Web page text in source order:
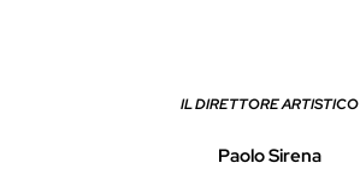
IL DIRETTORE ARTISTICO
Paolo Sirena